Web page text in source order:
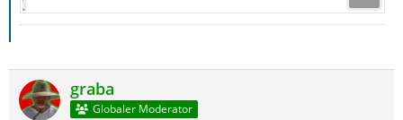
graba
Globaler Moderator